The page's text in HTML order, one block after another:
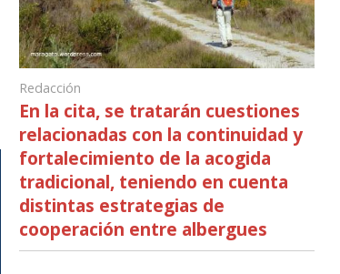
Redacción
En la cita, se tratarán cuestiones
relacionadas con la continuidad y
fortalecimiento de la acogida
tradicional, teniendo en cuenta
distintas estrategias de
cooperación entre albergues